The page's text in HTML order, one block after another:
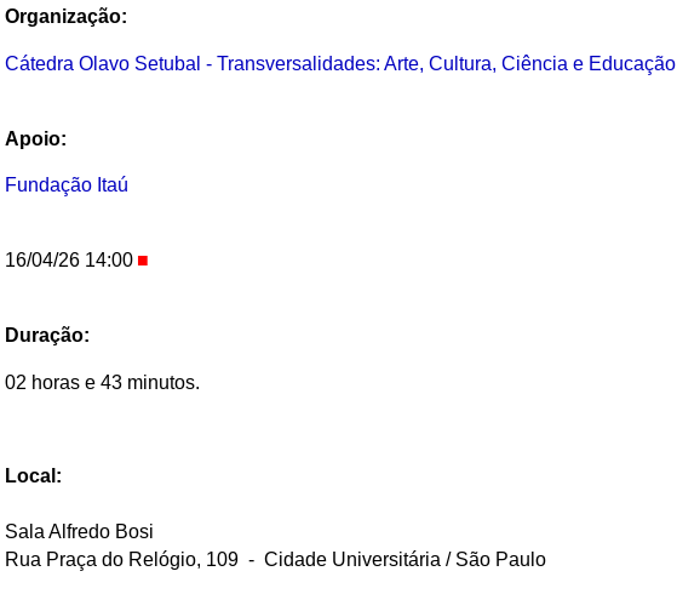
Organização:
Cátedra Olavo Setubal - Transversalidades: Arte, Cultura, Ciência e Educação
Apoio:
Fundação Itaú
16/04/26 14:00
Duração:
02 horas e 43 minutos.
Local:
Sala Alfredo Bosi
Rua Praça do Relógio, 109 - Cidade Universitária / São Paulo